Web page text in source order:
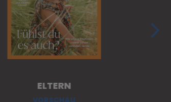
ELTERN
VORSCHAU